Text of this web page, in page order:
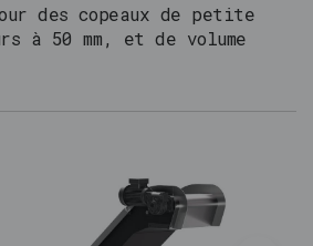
des copeaux de petite
50 mm, et de volume